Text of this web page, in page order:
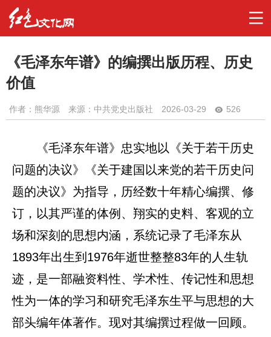
《毛泽东年谱》的编撰出版历程、历史
价值
作者： 熊华源 来源：中共党史出版社 2026-03-29 526
《毛泽东年谱》忠实地以《关于若干历史
问题的决议》《关于建国以来党的若干历史问
题的决议》为指导，历经数十年精心编撰、修
订，以其严谨的体例、翔实的史料、客观的立
场和深刻的思想内涵，系统记录了毛泽东从
1893年出生到1976年逝世整整83年的人生轨
迹，是一部融资料性、学术性、传记性和思想
性为一体的学习和研究毛泽东生平与思想的大
部头编年体著作。现对其编撰过程做一回顾。